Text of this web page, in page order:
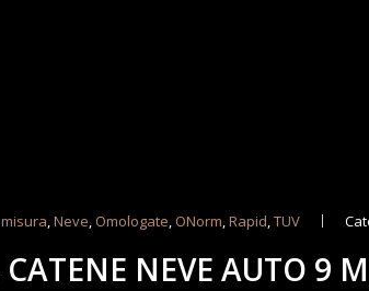
misura,Neve, Omologate, ONorm,Rapid,TUV
NEVE AUTO 9